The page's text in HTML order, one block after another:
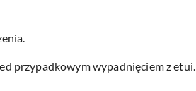
przypadkowym wypadnięciem z etui.